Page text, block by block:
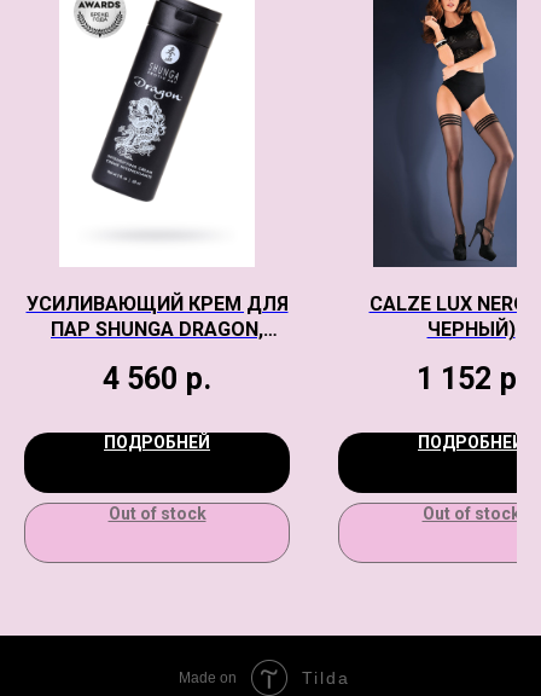
УСИЛИВАЮЩИЙ КРЕМ ДЛЯ
ПАР SHUNGA DRAGON,
«ЛЕДЯНОГО ОГНЯ», 60 МЛ.
4 560 р.
ПОДРОБНЕЙ
Out of stock
CALZE LUX NERO
ЧЕРНЫЙ)
1 152 р.
ПОДРОБНЕЙ
Out of stock
Made on Tilda